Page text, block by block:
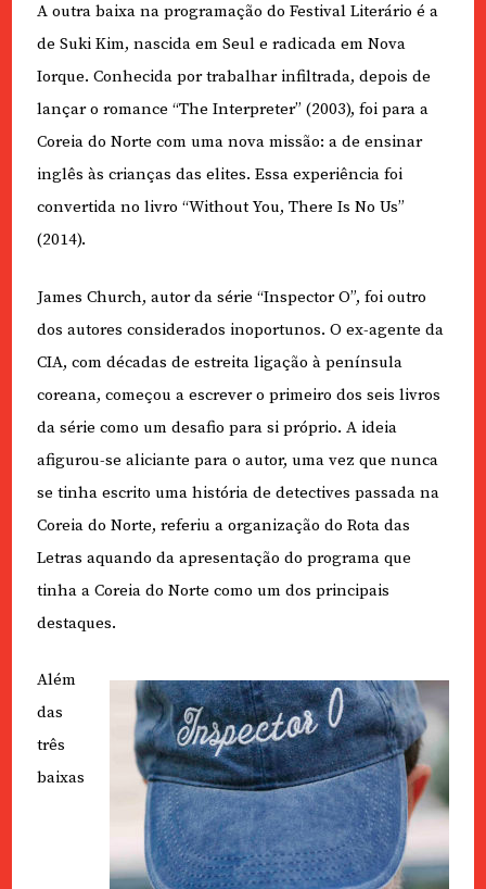
A outra baixa na programação do Festival Literário é a
de Suki Kim, nascida em Seul e radicada em Nova
Iorque. Conhecida por trabalhar infiltrada, depois de
lançar o romance “The Interpreter” (2003), foi para a
Coreia do Norte com uma nova missão: a de ensinar
inglês às crianças das elites. Essa experiência foi
convertida no livro “Without You, There Is No Us”
(2014).
James Church, autor da série “Inspector O”, foi outro
dos autores considerados inoportunos. O ex-agente da
CIA, com décadas de estreita ligação à península
coreana, começou a escrever o primeiro dos seis livros
da série como um desafio para si próprio. A ideia
afigurou-se aliciante para o autor, uma vez que nunca
se tinha escrito uma história de detectives passada na
Coreia do Norte, referiu a organização do Rota das
Letras aquando da apresentação do programa que
tinha a Coreia do Norte como um dos principais
destaques.
Além
das
três
baixas